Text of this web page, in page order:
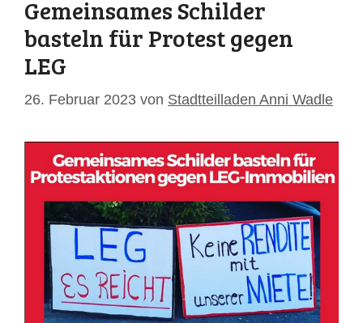
Gemeinsames Schilder
basteln für Protest gegen
LEG
26. Februar 2023 von Stadtteilladen Anni Wadle